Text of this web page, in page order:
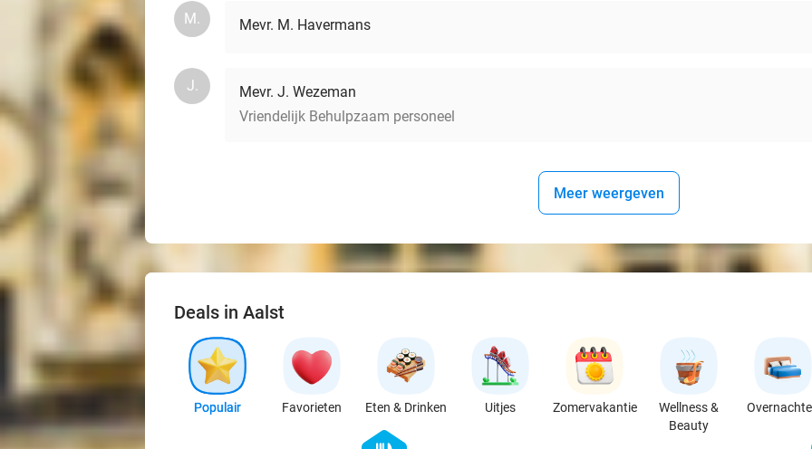
M. Mevr. M. Havermans
J.
Mevr. J. Wezeman
Vriendelijk Behulpzaam personeel
Meer weergeven
Deals in Aalst
Populair Favorieten Eten & Drinken Uitjes Zomervakantie
Wellness &
Beauty